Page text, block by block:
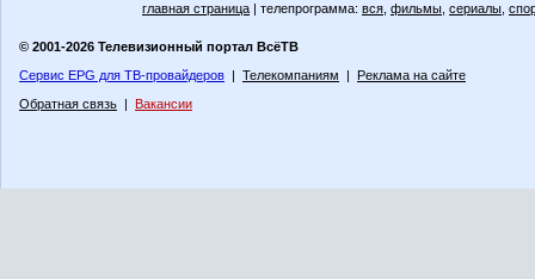
главная страница | телепрограмма: вся фильмы сериалы
© 2001-2026 Телевизионный портал ВсёТВ
Сервис EPG для ТВ-провайдеров | Телекомпаниям | Реклама на сайте
Обратная связь | Вакансии